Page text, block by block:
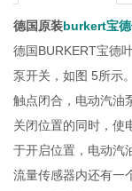
德国原装burkert宝
德国BURKERT宝德
泵开关，如图 5所示
触点闭合，电动汽油
关闭位置的同时，使
于开启位置，电动汽
流量传感器内还有一